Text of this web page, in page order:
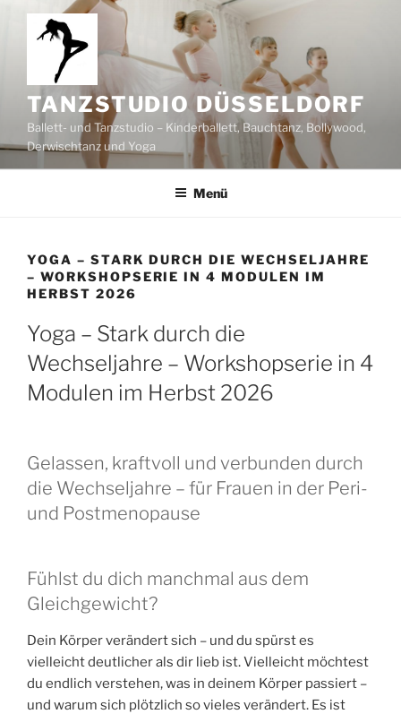
Zum
TANZSTUDIO DÜSSELDORF
Ballett- und Tanzstudio – Kinderballett, Bauchtanz, Bollywood,
Derwischtanz und Yoga
Menü
YOGA – STARK DURCH DIE WECHSELJAHRE
– WORKSHOPSERIE IN 4 MODULEN IM
HERBST 2026
Yoga – Stark durch die
Wechseljahre – Workshopserie in 4
Modulen im Herbst 2026
Gelassen, kraftvoll und verbunden durch
die Wechseljahre – für Frauen in der Peri-
und Postmenopause
Fühlst du dich manchmal aus dem
Gleichgewicht?
Dein Körper verändert sich – und du spürst es
vielleicht deutlicher als dir lieb ist. Vielleicht möchtest
du endlich verstehen, was in deinem Körper passiert –
und warum sich plötzlich so vieles verändert. Es ist